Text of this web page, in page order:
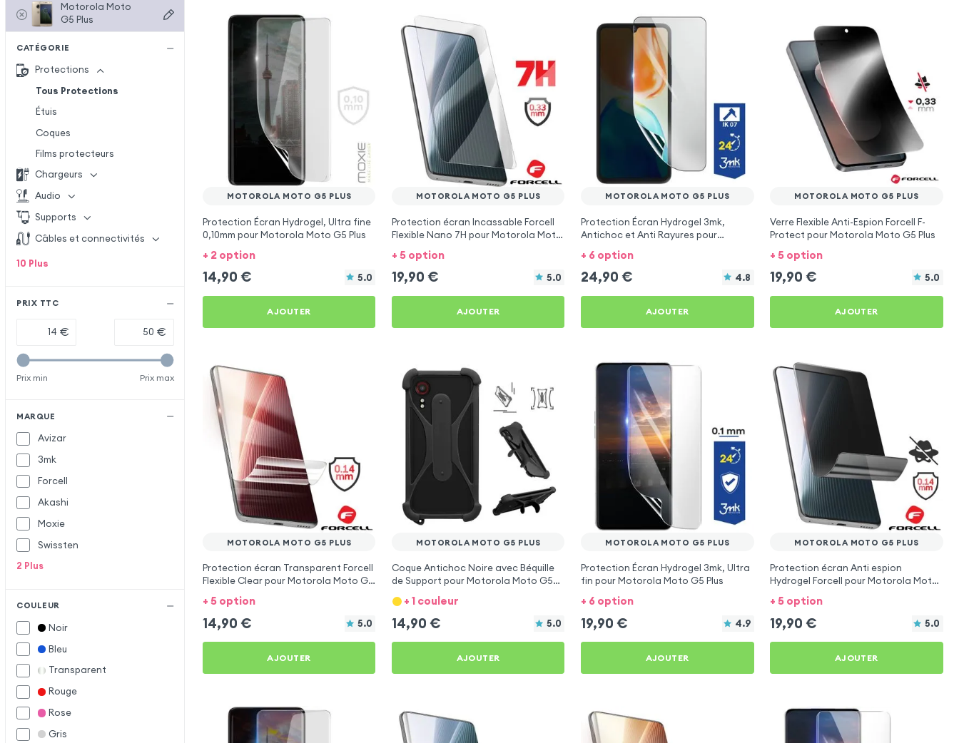
Motorola Moto
G5 Plus
CATÉGORIE
Protections
Tous Protections
Étuis
Coques
Films protecteurs
Chargeurs
Audio
Supports
Câbles et connectivités
10 Plus
PRIX TTC
€ €
Prix min Prix max
MARQUE
Avizar
3mk
Forcell
Akashi
Moxie
Swissten
2 Plus
COULEUR
Noir
Bleu
Transparent
Rouge
Rose
Gris
MOTOROLA MOTO G5 PLUS
Protection Écran Hydrogel, Ultra fine
0,10mm pour Motorola Moto G5 Plus
+ 2 option
14,90 € 5.0
AJOUTER
MOTOROLA MOTO G5 PLUS
Protection écran Incassable Forcell
Flexible Nano 7H pour Motorola Moto
+ 5 option
19,90 € 5.0
AJOUTER
MOTOROLA MOTO G5 PLUS
Protection Écran Hydrogel 3mk,
Antichoc et Anti Rayures pour
Motorola Moto G5 Plus
+ 6 option
24,90 € 4.8
AJOUTER
MOTOROLA MOTO G5 PLUS
Verre Flexible Anti-Espion Forcell F-
Protect pour Motorola Moto G5 Plus
+ 5 option
19,90 € 5.0
AJOUTER
MOTOROLA MOTO G5 PLUS
Protection écran Transparent Forcell
Flexible Clear pour Motorola Moto G5
+ 5 option
14,90 € 5.0
AJOUTER
MOTOROLA MOTO G5 PLUS
Coque Antichoc Noire avec Béquille
de Support pour Motorola Moto G5
+ 1 couleur
14,90 € 5.0
AJOUTER
MOTOROLA MOTO G5 PLUS
Protection Écran Hydrogel 3mk, Ultra
fin pour Motorola Moto G5 Plus
+ 6 option
19,90 € 4.9
AJOUTER
MOTOROLA MOTO G5 PLUS
Protection écran Anti espion
Hydrogel Forcell pour Motorola Moto
+ 5 option
19,90 € 5.0
AJOUTER